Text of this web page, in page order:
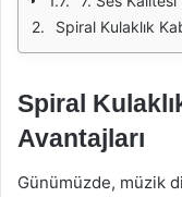
Spiral Kulaklık
Spiral
Avantajları
Günümüzde, müzik